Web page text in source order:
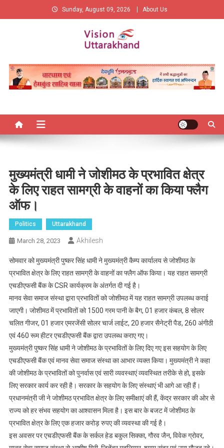
to
Sunday, August 09, 2026 About Us
Vision Uttarakhand
मुख्यमंत्री धामी ने जोशीमठ के प्रभावित क्षेत्र
के लिए राहत सामग्री के वाहनों का किया फ्लैग
ऑफ।
Politics Uttarakhand
March 28, 2023 Akhilesh
सोमवार को मुख्यमंत्री पुष्कर सिंह धामी ने मुख्यमंत्री कैम्प कार्यालय से जोशीमठ के
प्रभावित क्षेत्र के लिए राहत सामग्री के वाहनों का फ्लैग ऑफ किया। यह राहत सामग्री
एचडीएफसी बैंक के CSR कार्यक्रम के अंतर्गत दी गई है।
मानव सेवा समाज संस्था द्वारा प्रभावितों को जोशीमठ में यह राहत सामग्री उपलब्ध कराई
जाएगी। जोशीमठ में प्रभावितों को 1500 गरम पानी के बैग, 01 हजार कंबल, 8 सोलर
चलित गीजर, 01 हजार एमरजेंसी सोलर चार्ज लाईट, 20 हजार सैनेट्री पैड, 260 अंगीठी
एवं 460 रूम हीटर एचडीएफसी बैंक द्वारा उपलब्ध कराए गए।
मुख्यमंत्री पुष्कर सिंह धामी ने जोशीमठ के प्रभावितों के लिए दिए गए इस सहयोग के लिए
एचडीएफसी बैंक एवं मानव सेवा समाज संस्था का आभार व्यक्त किया। मुख्यमंत्री ने कहा
की जोशीमठ के प्रभावितों को पुनर्वास एवं सारी व्यवस्थाएं व्यवस्थित तरीके से हो, इसके
लिए सरकार कार्य कर रही है। सरकार के सहयोग के लिए संस्थाएं भी आगे आ रही हैं।
प्रधानमंत्री जी ने जोशीमठ प्रभावित क्षेत्र के लिए समीक्षाएं की हैं, केंद्र सरकार की ओर से
राज्य को हर संभव सहयोग का आश्वासन मिला है। इस बार के बजट में जोशीमठ के
प्रभावित क्षेत्र के लिए एक हजार करोड़ रुपए की व्यवस्था की गई है।
इस अवसर पर एचडीएफसी बैंक के सर्कल हेड बकुल सिक्का, गौरव जैन, विवेक ग्रोवर,